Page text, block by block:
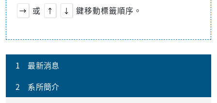
→ 或 ↑ ↓ 鍵移動標籤順序。
1
最新消息
2
系所簡介